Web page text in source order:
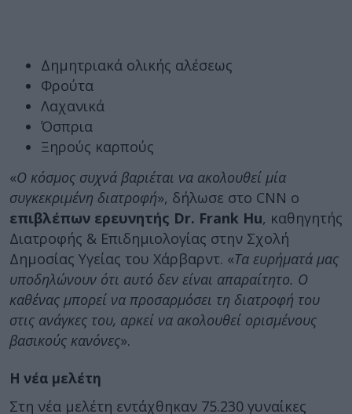
Δημητριακά ολικής αλέσεως
Φρούτα
Λαχανικά
Όσπρια
Ξηρούς καρπούς
«Ο κόσμος συχνά βαριέται να ακολουθεί μία
συγκεκριμένη διατροφή», δήλωσε στο CNN ο
επιβλέπων ερευνητής Dr. Frank Hu, καθηγητής
Διατροφής & Επιδημιολογίας στην Σχολή
Δημοσίας Υγείας του Χάρβαρντ. «Τα ευρήματά μας
υποδηλώνουν ότι αυτό δεν είναι απαραίτητο. Ο
καθένας μπορεί να προσαρμόσει τη διατροφή του
στις ανάγκες του, αρκεί να ακολουθεί ορισμένους
βασικούς κανόνες».
Η νέα μελέτη
Στη νέα μελέτη εντάχθηκαν 75.230 γυναίκες